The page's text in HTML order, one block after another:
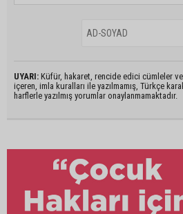
UYARI: Küfür, hakaret, rencide edici cümleler
içeren, imla kuralları ile yazılmamış, Türkçe
harflerle yazılmış yorumlar onaylanmamaktadır.